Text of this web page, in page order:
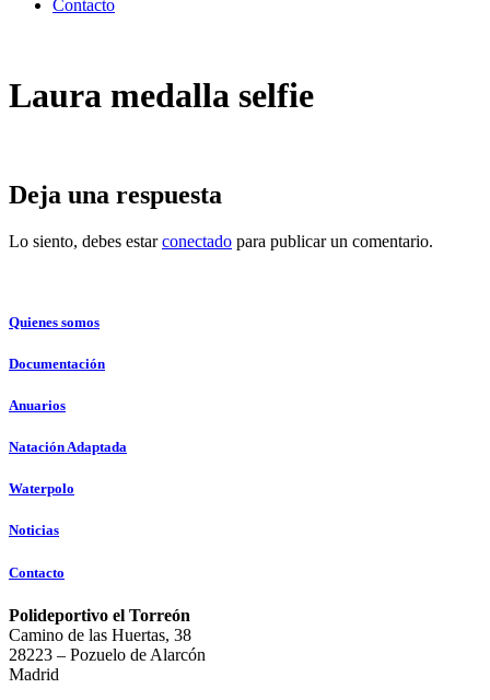
Contacto
Laura medalla selfie
Deja una respuesta
Lo siento, debes estarconectado para publicar un comentario.
Quienes somos
Documentación
Anuarios
Natación Adaptada
Waterpolo
Noticias
Contacto
Polideportivo el Torreón
Camino de las Huertas, 38
28223 – Pozuelo de Alarcón
Madrid